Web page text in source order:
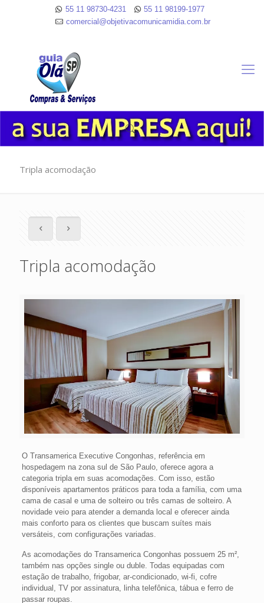
55 11 98730-4231
55 11 98199-1977
comercial@objetivacomunicamidia.com.br
Tripla acomodação
Tripla acomodação
O Transamerica Executive Congonhas, referência em
hospedagem na zona sul de São Paulo, oferece agora a
categoria tripla em suas acomodações. Com isso, estão
disponíveis apartamentos práticos para toda a família, com uma
cama de casal e uma de solteiro ou três camas de solteiro. A
novidade veio para atender a demanda local e oferecer ainda
mais conforto para os clientes que buscam suítes mais
versáteis, com configurações variadas.
As acomodações do Transamerica Congonhas possuem 25 m²,
também nas opções single ou duble. Todas equipadas com
estação de trabalho, frigobar, ar-condicionado, wi-fi, cofre
individual, TV por assinatura, linha telefônica, tábua e ferro de
passar roupas.